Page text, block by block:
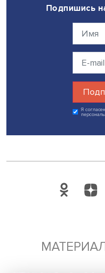
руководитель комикс-
Ахматовой Андрей
библиотеку комиксов и
комиксов BWComics,
книжного фестиваля
объяснил, как из
превращаются в
проектов ЦТИ
обсудить, как детская
основой детских
мероприятия прошла
комиксов в России: